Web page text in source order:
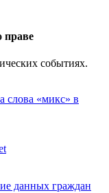
праве
событиях.
слова «микс» в
данных граждан